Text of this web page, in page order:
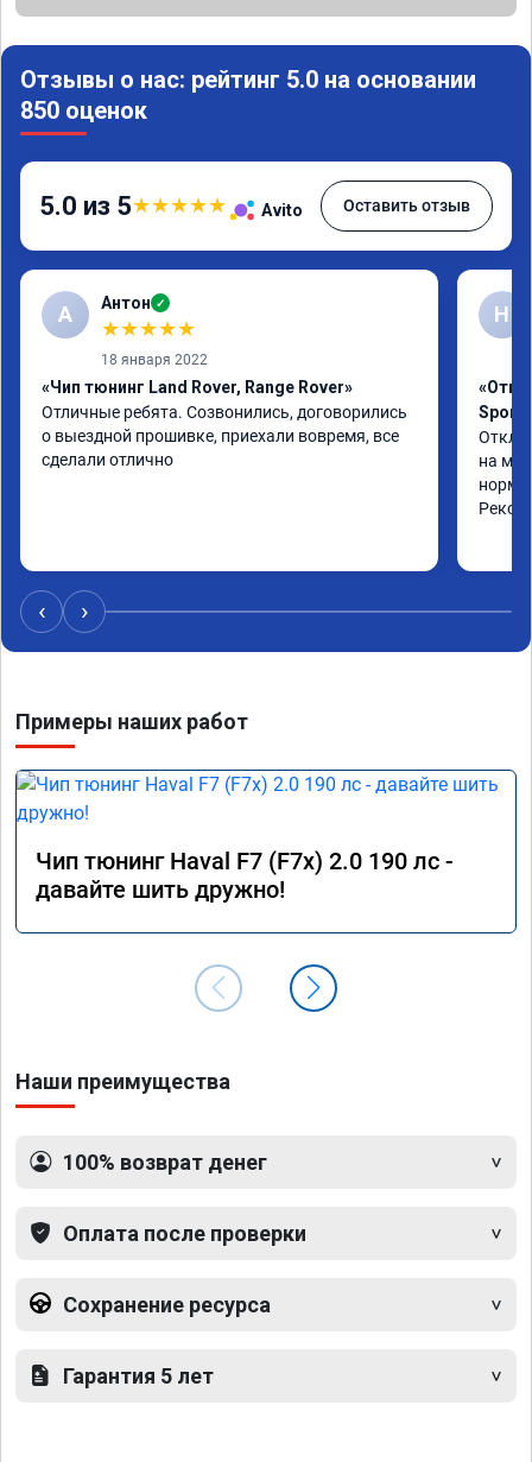
Отзывы о нас: рейтинг 5.0 на основании
850 оценок
5.0 из 5★★★★★ Avito Оставить отзыв
А Антон ✓
★★★★★
18 января 2022
«Чип тюнинг Land Rover, Range Rover»
Отличные ребята. Созвонились, договорились
о выездной прошивке, приехали вовремя, все
сделали отлично
Н
Sport
на
‹ ›
Примеры наших работ
Чип тюнинг Haval F7 (F7x) 2.0 190 лс -
давайте шить дружно!
Наши преимущества
100% возврат денег
Оплата после проверки
Сохранение ресурса
Гарантия 5 лет